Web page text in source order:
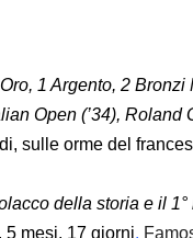
1 Argento, 2 Bronzi
Open (’34), Roland
sulle orme del
della storia e il
5 mesi, 17 giorni.